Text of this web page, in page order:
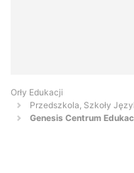
Orły Edukacji
Przedszkola, Szkoły
Genesis Centrum